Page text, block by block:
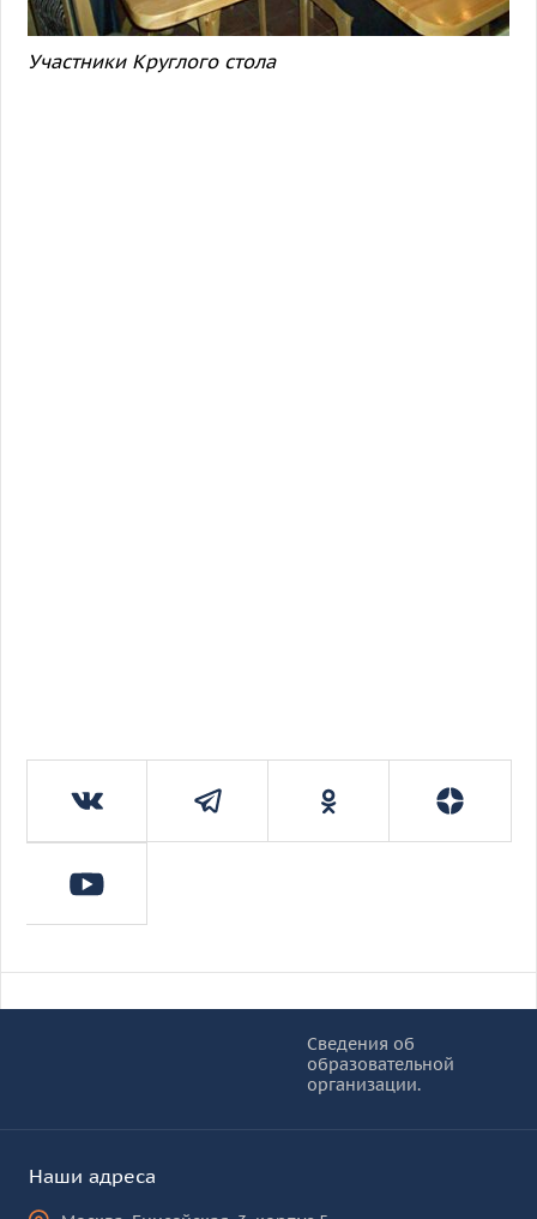
Участники Круглого стола
Сведения об
образовательной
организации.
Наши адреса